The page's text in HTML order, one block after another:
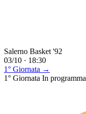
Salerno Basket '92
03/10 · 18:30
1° Giornata →
1° Giornata In programma